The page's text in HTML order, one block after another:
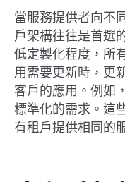
當服務提供者向不
戶架構往往是首選
低定製化程度，所
用需要更新時，更
客戶的應用。例如
標準化的需求。這
有租戶提供相同的